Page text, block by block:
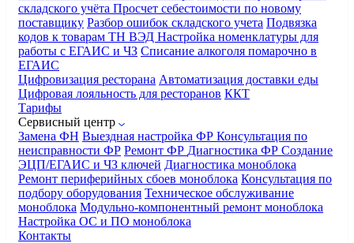
складского учёта Просчет себестоимости по новому
поставщику Разбор ошибок складского учета Подвязка
кодов к товарам ТН ВЭД Настройка номенклатуры для
работы с ЕГАИС и ЧЗ Списание алкоголя помарочно в
ЕГАИС
Цифровизация ресторана Автоматизация доставки еды
Цифровая лояльность для ресторанов ККТ
Тарифы
Сервисный центр
Замена ФН Выездная настройка ФР Консультация по
неисправности ФР Ремонт ФР Диагностика ФР Создание
ЭЦП/ЕГАИС и ЧЗ ключей Диагностика моноблока
Ремонт периферийных сбоев моноблока Консультация по
подбору оборудования Техническое обслуживание
моноблока Модульно-компонентный ремонт моноблока
Настройка ОС и ПО моноблока
Контакты